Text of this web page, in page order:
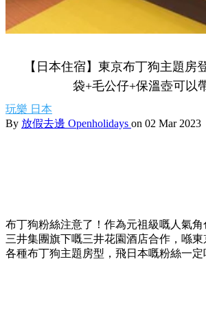
【日本住宿】東京布丁狗主題房
袋+毛公仔+保溫壺可以
玩樂 日本
By 放假去邊 Openholidays on 02 Mar 2023
布丁狗粉絲注意了！作為元祖級嘅人氣角
三井集團旗下嘅三井花園酒店合作，喺
各種布丁狗主題房型，飛日本嘅粉絲一定